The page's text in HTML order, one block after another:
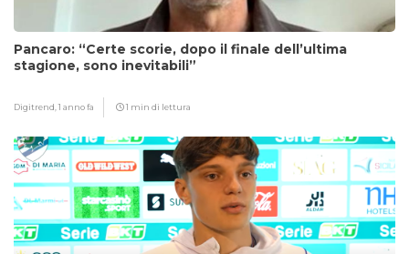
Pancaro: “Certe scorie, dopo il finale dell’ultima
stagione, sono inevitabili”
Digitrend,1 anno fa 1 min di lettura